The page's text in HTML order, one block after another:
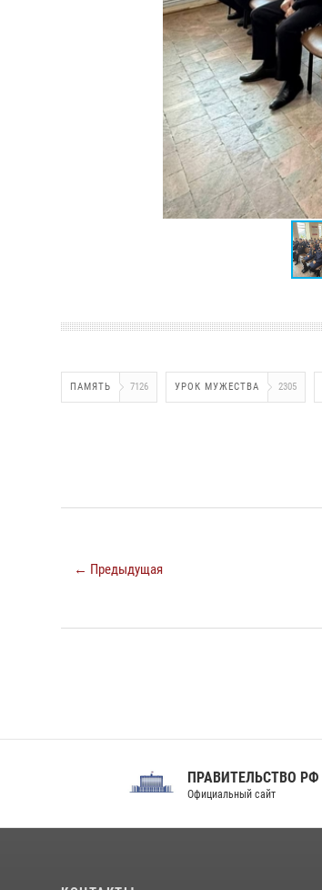
ПАМЯТЬ 7126 УРОК МУЖЕСТВА 2305
← Предыдущая
ПРАВИТЕЛЬСТВО РФ
Официальный сайт